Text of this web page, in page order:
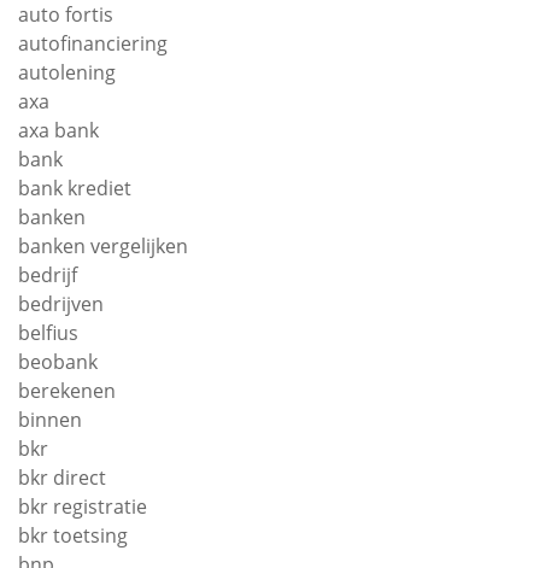
auto fortis
autofinanciering
autolening
axa
axa bank
bank
bank krediet
banken
banken vergelijken
bedrijf
bedrijven
belfius
beobank
berekenen
binnen
bkr
bkr direct
bkr registratie
bkr toetsing